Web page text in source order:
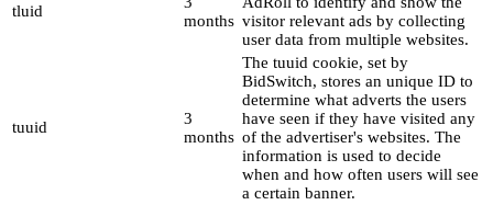
tluid
months visitor relevant ads by collecting
user data from multiple websites.
tuuid
3
months
The tuuid cookie, set by
BidSwitch, stores an unique ID to
determine what adverts the users
have seen if they have visited any
of the advertiser's websites. The
information is used to decide
when and how often users will see
a certain banner.